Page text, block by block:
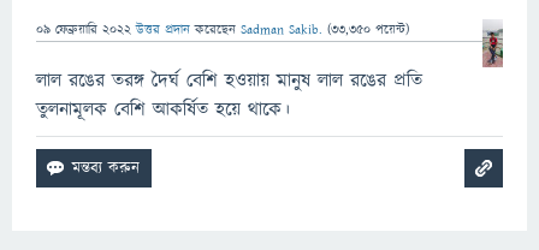
09 ফেব্রুয়ারি 2022 উত্তর প্রদান করেছেন Sadman Sakib. (33,350 পয়েন্ট)
লাল রঙের তরঙ্গ দৈর্ঘ বেশি হওয়ায় মানুষ লাল রঙের প্রতি
তুলনামূলক বেশি আকর্ষিত হয়ে থাকে।